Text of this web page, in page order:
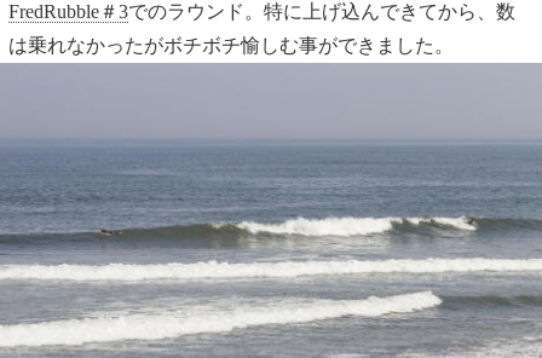
FredRubble＃3でのラウンド。特に上げ込んできてから、数
は乗れなかったがボチボチ愉しむ事ができました。